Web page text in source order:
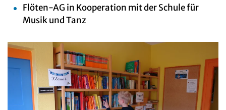
Flöten-AG in Kooperation mit der Schule für
Musik und Tanz